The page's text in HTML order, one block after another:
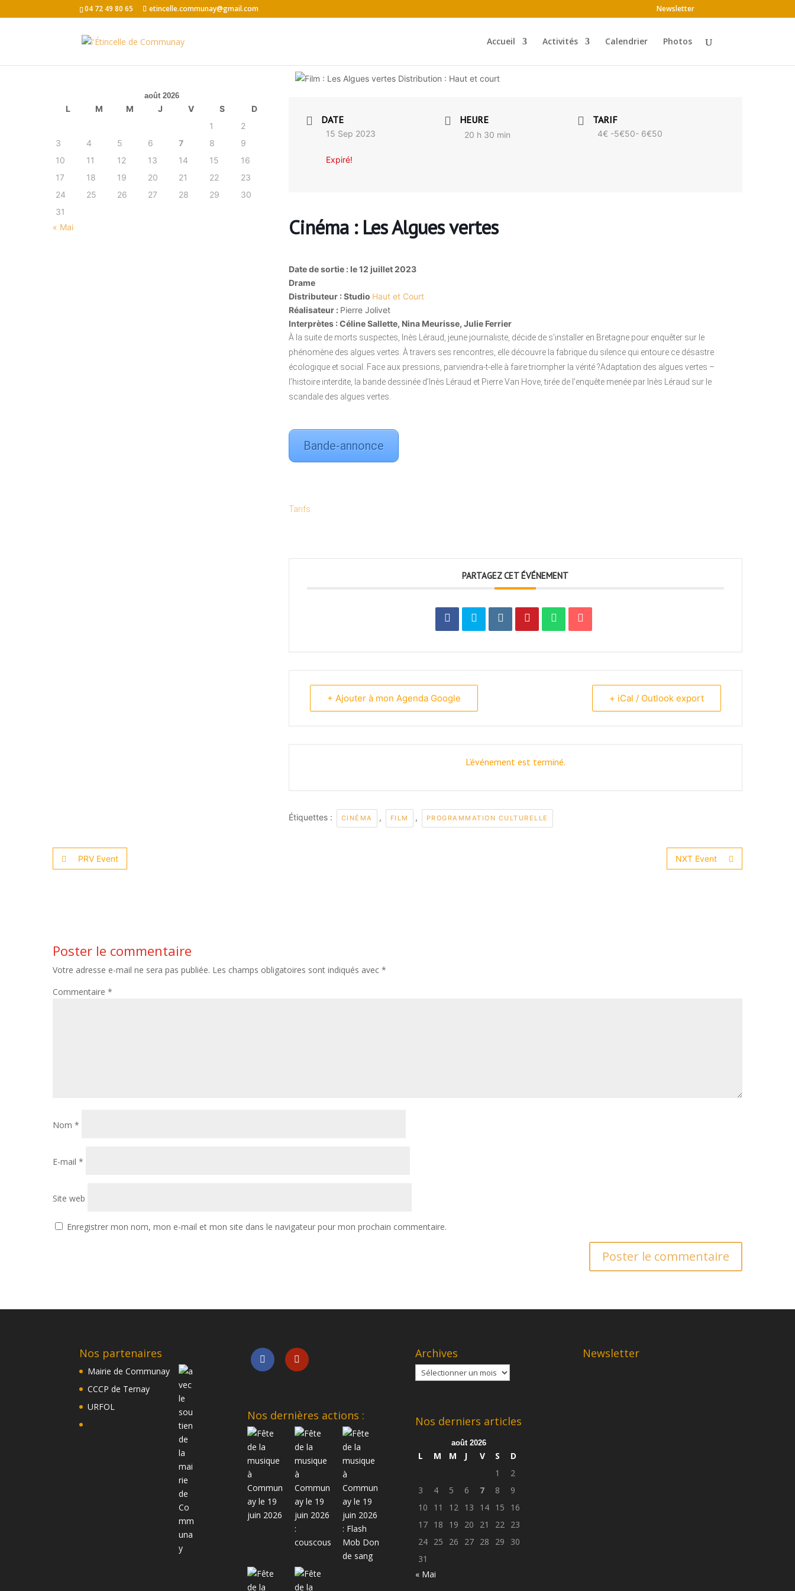
04 72 49 80 65 etincelle.communay@gmail.com Newsletter
Accueil Activités Calendrier Photos
août 2026
L M M J V S
D
1
2
3
4 5 6 7 8
9
10
11 12 13 14 15
16
17
18 19 20 21 22
23
24
25 26 27 28 29
30
31
« Mai
DATE
15 Sep 2023
Expiré!
HEURE
20 h 30 min
TARIF
4€ -5€50- 6€50
Cinéma : Les Algues vertes
Date de sortie : le 12 juillet 2023
Drame
Distributeur :Studio Haut et Court
Réalisateur : Pierre Jolivet
Interprètes : Céline Sallette, Nina Meurisse, Julie Ferrier
À la suite de morts suspectes, Inès Léraud, jeune journaliste, décide de s’installer en Bretagne pour enquêter sur le
phénomène des algues vertes. À travers ses rencontres, elle découvre la fabrique du silence qui entoure ce désastre
écologique et social. Face aux pressions, parviendra-t-elle à faire triompher la vérité ?Adaptation des algues vertes –
l’histoire interdite, la bande dessinée d’Inès Léraud et Pierre Van Hove, tirée de l’enquête menée par Inès Léraud sur le
scandale des algues vertes.
Bande-annonce
Tarifs
PARTAGEZ CET ÉVÉNEMENT
+ Ajouter à mon Agenda Google + iCal / Outlook export
L'événement est terminé.
Étiquettes : CINÉMA , FILM , PROGRAMMATION CULTURELLE
PRV Event NXT Event
Poster le commentaire
Votre adresse e-mail ne sera pas publiée. Les champs obligatoires sont indiqués avec *
Commentaire *
Nom *
E-mail *
Site web
Enregistrer mon nom, mon e-mail et mon site dans le navigateur pour mon prochain commentaire.
Nos partenaires
Mairie de Communay
CCCP de Ternay
URFOL
Nos dernières actions :
Archives
Archives
Nos derniers articles
août 2026
L M M J V S
D
1
2
3
4 5 6 7 8
9
10
11 12 13 14 15
16
17
18 19 20 21 22
23
24
25 26 27 28 29
30
31
« Mai
Newsletter